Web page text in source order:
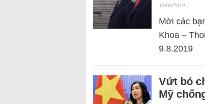
10/08/2019 |
Mời các
Khoa –
9.8.2019
Vứt bỏ
Mỹ